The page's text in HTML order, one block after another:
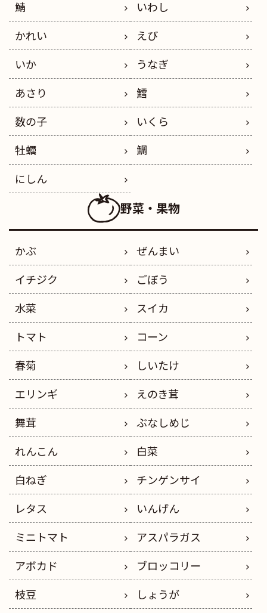
鯖
いわし
かれい
えび
いか
うなぎ
あさり
鱈
数の子
いくら
牡蠣
鯛
にしん
野菜・果物
かぶ
ぜんまい
イチジク
ごぼう
水菜
スイカ
トマト
コーン
春菊
しいたけ
エリンギ
えのき茸
舞茸
ぶなしめじ
れんこん
白菜
白ねぎ
チンゲンサイ
レタス
いんげん
ミニトマト
アスパラガス
アボカド
ブロッコリー
枝豆
しょうが